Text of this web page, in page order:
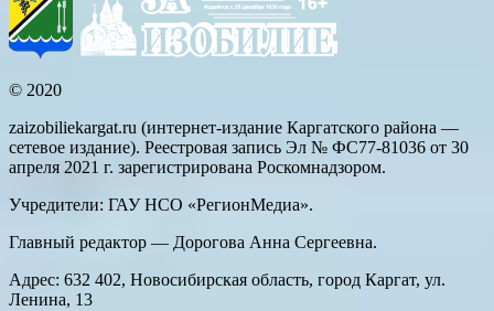
© 2020
zaizobiliekargat.ru (интернет-издание Каргатского района —
сетевое издание). Реестровая запись Эл № ФС77-81036 от 30
апреля 2021 г. зарегистрирована Роскомнадзором.
Учредители: ГАУ НСО «РегионМедиа».
Главный редактор — Дорогова Анна Сергеевна.
Адрес: 632 402, Новосибирская область, город Каргат, ул.
Ленина, 13